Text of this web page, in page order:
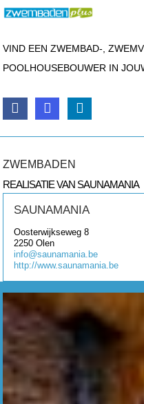
VIND EEN ZWEMBAD-,
POOLHOUSEBOUWER IN
ZWEMBADEN
REALISATIE VAN SAUNAMANIA
SAUNAMANIA
Oosterwijkseweg 8
2250 Olen
info@saunamania.be
http://www.saunamania.be